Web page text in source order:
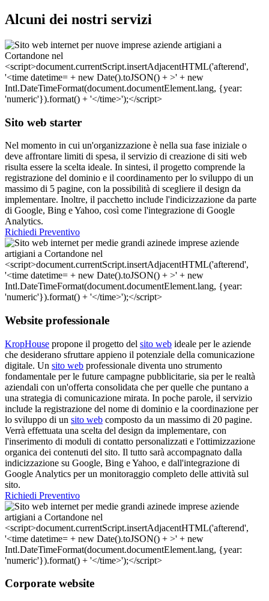
Alcuni dei nostri servizi
Sito web starter
Nel momento in cui un'organizzazione è nella sua fase iniziale o
deve affrontare limiti di spesa, il servizio di creazione di siti web
risulta essere la scelta ideale. In sintesi, il progetto comprende la
registrazione del dominio e il coordinamento per lo sviluppo di un
massimo di 5 pagine, con la possibilità di scegliere il design da
implementare. Inoltre, il pacchetto include l'indicizzazione da parte
di Google, Bing e Yahoo, così come l'integrazione di Google
Analytics.
Richiedi Preventivo
Website professionale
KropHouse propone il progetto del sito web ideale per le aziende
che desiderano sfruttare appieno il potenziale della comunicazione
digitale. Un sito web professionale diventa uno strumento
fondamentale per le future campagne pubblicitarie, sia per le realtà
aziendali con un'offerta consolidata che per quelle che puntano a
una strategia di comunicazione mirata. In poche parole, il servizio
include la registrazione del nome di dominio e la coordinazione per
lo sviluppo di un sito web composto da un massimo di 20 pagine.
Verrà effettuata una scelta del design da implementare, con
l'inserimento di moduli di contatto personalizzati e l'ottimizzazione
organica dei contenuti del sito. Il tutto sarà accompagnato dalla
indicizzazione su Google, Bing e Yahoo, e dall'integrazione di
Google Analytics per un monitoraggio completo delle attività sul
sito.
Richiedi Preventivo
Corporate website